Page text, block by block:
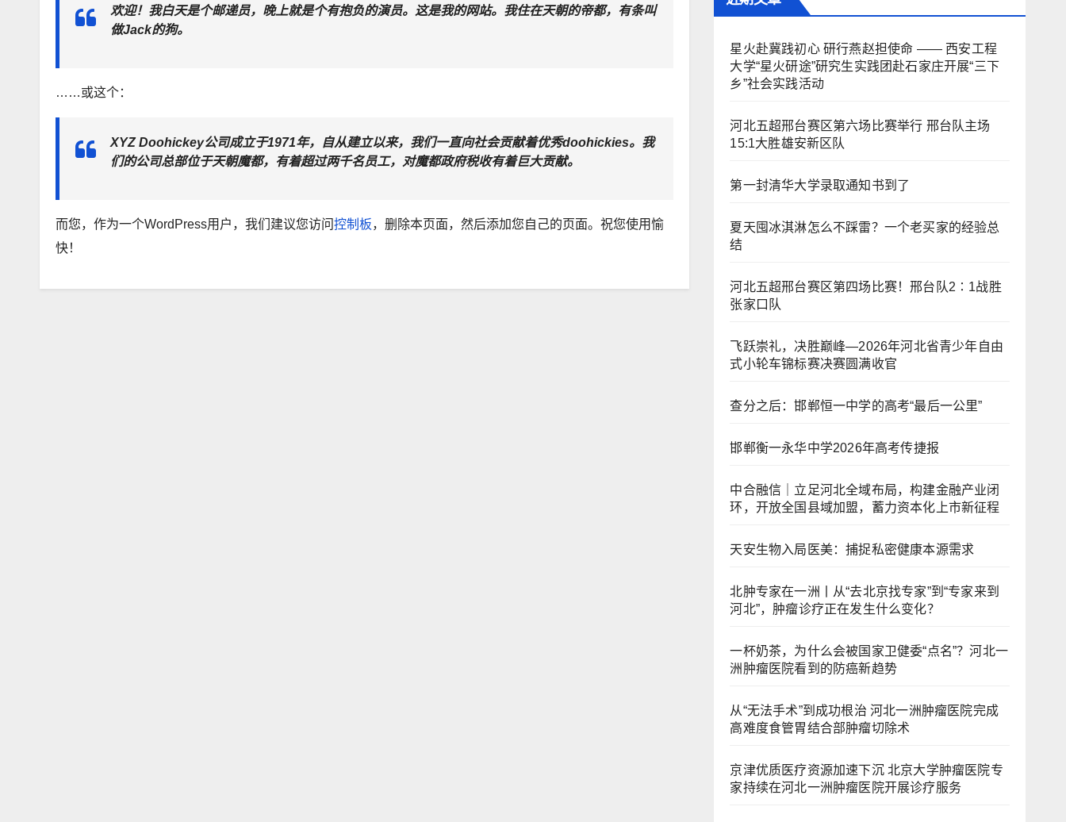
欢迎！我白天是个邮递员，晚上就是个有抱负的演员。这是我的网站。我住在天朝的帝都，有条叫
做Jack的狗。
……或这个：
XYZ Doohickey公司成立于1971年，自从建立以来，我们一直向社会贡献着优秀doohickies。我
们的公司总部位于天朝魔都，有着超过两千名员工，对魔都政府税收有着巨大贡献。
而您，作为一个WordPress用户，我们建议您访问控制板，删除本页面，然后添加您自己的页面。祝您使用愉
快！
星火赴冀践初心 研行燕赵担使命 —— 西安工程
大学“星火研途”研究生实践团赴石家庄开展“三下
乡”社会实践活动
河北五超邢台赛区第六场比赛举行 邢台队主场
15:1大胜雄安新区队
第一封清华大学录取通知书到了
夏天囤冰淇淋怎么不踩雷？一个老买家的经验总
结
河北五超邢台赛区第四场比赛！邢台队2∶1战胜
张家口队
飞跃崇礼，决胜巅峰—2026年河北省青少年自由
式小轮车锦标赛决赛圆满收官
查分之后：邯郸恒一中学的高考“最后一公里”
邯郸衡一永华中学2026年高考传捷报
中合融信｜立足河北全域布局，构建金融产业闭
环，开放全国县域加盟，蓄力资本化上市新征程
天安生物入局医美：捕捉私密健康本源需求
北肿专家在一洲丨从“去北京找专家”到“专家来到
河北”，肿瘤诊疗正在发生什么变化？
一杯奶茶，为什么会被国家卫健委“点名”？河北一
洲肿瘤医院看到的防癌新趋势
从“无法手术”到成功根治 河北一洲肿瘤医院完成
高难度食管胃结合部肿瘤切除术
京津优质医疗资源加速下沉 北京大学肿瘤医院专
家持续在河北一洲肿瘤医院开展诊疗服务